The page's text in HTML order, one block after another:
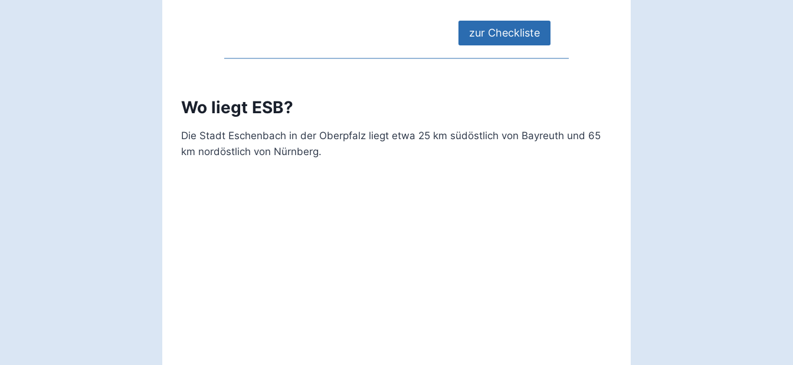
zur Checkliste
Wo liegt ESB?
Die Stadt Eschenbach in der Oberpfalz liegt etwa 25 km südöstlich von Bayreuth und 65
km nordöstlich von Nürnberg.